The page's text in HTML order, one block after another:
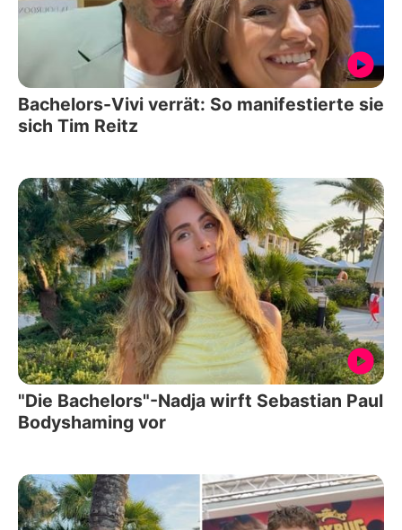
Bachelors-Vivi verrät: So manifestierte sie
sich Tim Reitz
"Die Bachelors"-Nadja wirft Sebastian Paul
Bodyshaming vor